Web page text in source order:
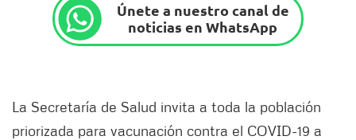
Únete a nuestro canal de
noticias en WhatsApp
La Secretaría de Salud invita a toda la población
priorizada para vacunación contra el COVID-19 a